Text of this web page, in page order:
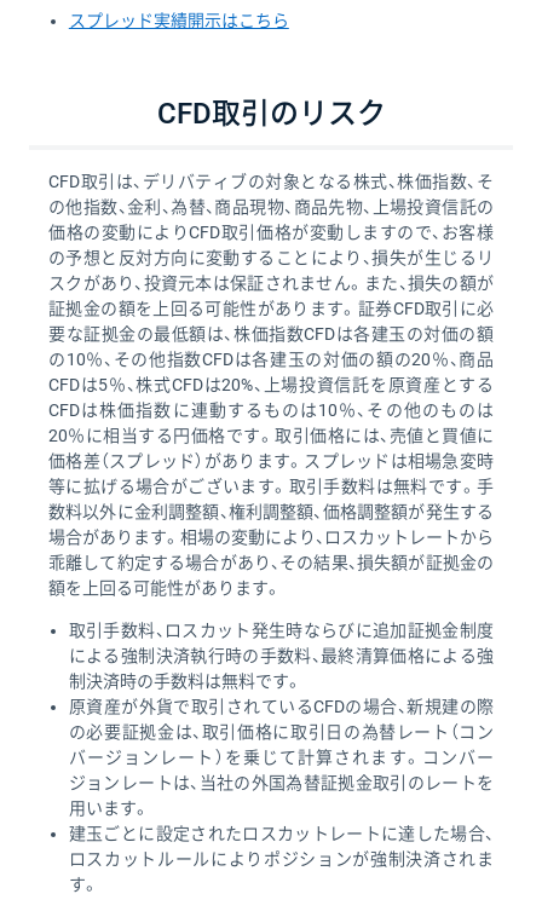
スプレッド実績開示はこちら
CFD取引のリスク
CFD取引は、デリバティブの対象となる株式、株価指数、そ
の他指数、金利、為替、商品現物、商品先物、上場投資信託の
価格の変動によりCFD取引価格が変動しますので、お客様
の予想と反対方向に変動することにより、損失が生じるリ
スクがあり、投資元本は保証されません。また、損失の額が
証拠金の額を上回る可能性があります。証券CFD取引に必
要な証拠金の最低額は、株価指数CFDは各建玉の対価の額
の10％、その他指数CFDは各建玉の対価の額の20％、商品
CFDは5％、株式CFDは20%、上場投資信託を原資産とする
CFDは株価指数に連動するものは10％、その他のものは
20％に相当する円価格です。取引価格には、売値と買値に
価格差（スプレッド）があります。スプレッドは相場急変時
等に拡げる場合がございます。取引手数料は無料です。手
数料以外に金利調整額、権利調整額、価格調整額が発生する
場合があります。相場の変動により、ロスカットレートから
乖離して約定する場合があり、その結果、損失額が証拠金の
額を上回る可能性があります。
取引手数料、ロスカット発生時ならびに追加証拠金制度
による強制決済執行時の手数料、最終清算価格による強
制決済時の手数料は無料です。
原資産が外貨で取引されているCFDの場合、新規建の際
の必要証拠金は、取引価格に取引日の為替レート（コン
バージョンレート）を乗じて計算されます。コンバー
ジョンレートは、当社の外国為替証拠金取引のレートを
用います。
建玉ごとに設定されたロスカットレートに達した場合、
ロスカットルールによりポジションが強制決済されま
す。